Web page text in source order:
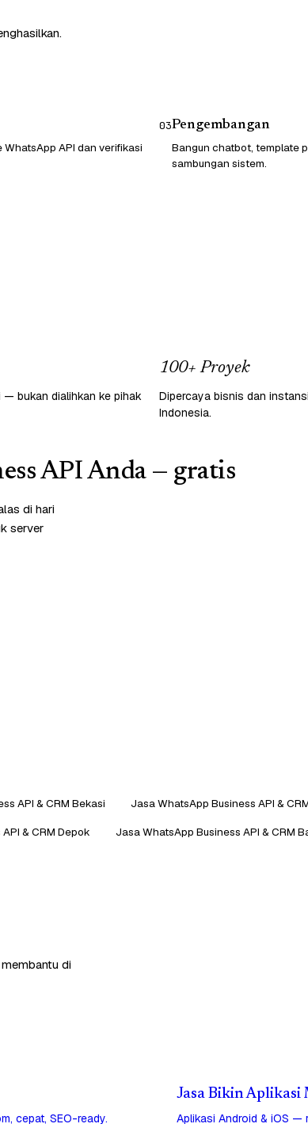
API dan verifikasi
03Pengembangan
Bangun chatbot, template
sambungan sistem.
— bukan dialihkan ke pihak
100+ Proyek
Dipercaya bisnis dan
Indonesia.
API Anda — gratis
di hari
server
API & CRM Bekasi Jasa WhatsApp Business API &
& CRM Depok Jasa WhatsApp Business API & CRM
di
cepat, SEO-ready.
Jasa Bikin
Aplikasi Android & iOS —